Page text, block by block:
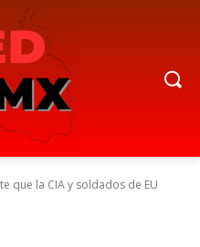
que la CIA y soldados de EU